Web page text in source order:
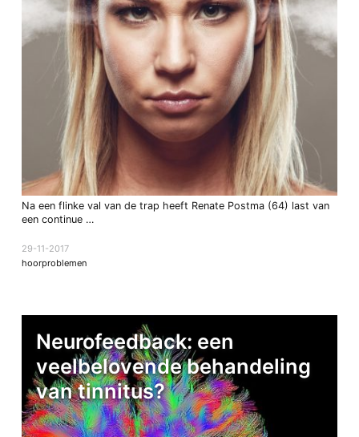
Na een flinke val van de trap heeft Renate Postma (64) last van
een continue …
29-11-2017
hoorproblemen
Neurofeedback: een
veelbelovende behandeling
van tinnitus?